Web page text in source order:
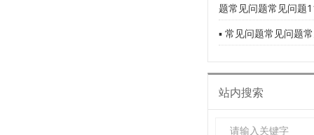
题常见问题常见问题
▪ 常见问题常见问题
站内搜索